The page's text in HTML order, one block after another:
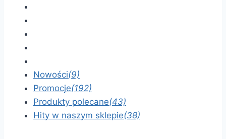
Nowości(9)
Promocje(192)
Produkty polecane(43)
Hity w naszym sklepie(38)